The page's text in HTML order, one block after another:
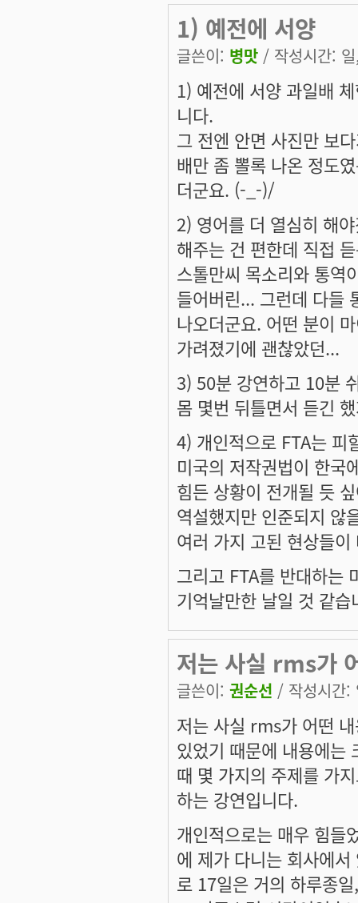
1) 예전에 서양
글쓴이: 병맛 / 작성시간:
1) 예전에 서양 과일배
니다.
그 전엔 안면 사진만 보
배만 좀 뽈록 나온 정도
더군요. (-_-)/
2) 영어를 더 열심히 해
해주는 건 편한데 직접
스톨만씨 목소리와 통역
들어버린... 그런데 다들
나오더군요. 어떤 분이
가려졌기에 괜찮았던...
3) 50분 강연하고 10분
몸 몇번 뒤틀면서 듣긴
4) 개인적으로 FTA는 피
미국의 저작권법이 한국
힘든 상황이 전개될 듯
역설했지만 인준되지 않
여러 가지 고된 현상들
그리고 FTA를 반대하는
기억날만한 날일 것 같습
저는 사실 rms가
글쓴이: 권순선 / 작성시간
저는 사실 rms가 어떤
있었기 때문에 내용에는
때 몇 가지의 주제를 가
하는 강연입니다.
개인적으로는 매우 힘들
에 제가 다니는 회사에
로 17일은 거의 하루종